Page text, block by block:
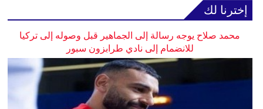
إخترنا لك
محمد صلاح يوجه رسالة إلى الجماهير قبل وصوله إلى تركيا
للانضمام إلى نادي طرابزون سبور